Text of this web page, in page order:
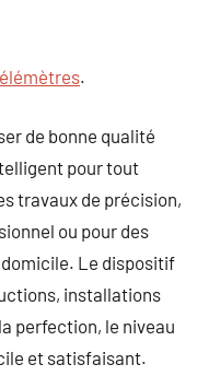
.
de bonne qualité
pour tout
travaux de précision,
ou pour des
domicile. Le dispositif
installations
perfection, le niveau
et satisfaisant.